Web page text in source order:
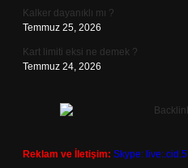
Kalker dayanıklı mı ?
Temmuz 25, 2026
Kart limiti eksi ne demek ?
Temmuz 24, 2026
Reklam ve İletişim: Skype: